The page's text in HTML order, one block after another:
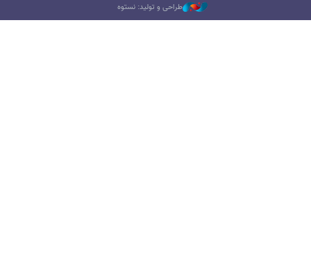
طراحی و تولید: نستوه